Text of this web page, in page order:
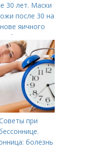
30 лет. Маски
после 30 на
яичного
белка
при
болезнь